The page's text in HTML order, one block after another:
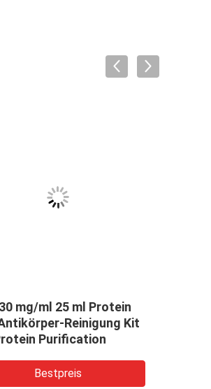
Magnetische Perlen Agrose-
Protein G für Protein-
Reinigung 30 μm 500 ml